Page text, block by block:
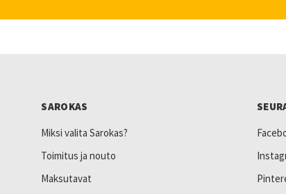
SAROKAS
Miksi valita Sarokas?
Toimitus ja nouto
Maksutavat